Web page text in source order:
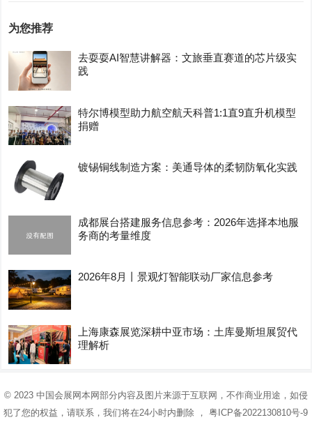
为您推荐
去耍耍AI智慧讲解器：文旅垂直赛道的芯片级实
践
特尔博模型助力航空航天科普1:1直9直升机模型
捐赠
镀锡铜线制造方案：美通导体的柔韧防氧化实践
成都展台搭建服务信息参考：2026年选择本地服
务商的考量维度
2026年8月丨景观灯智能联动厂家信息参考
上海康森展览深耕中亚市场：土库曼斯坦展贸代
理解析
© 2023 中国会展网本网部分内容及图片来源于互联网，不作商业用途，如侵
犯了您的权益，请联系，我们将在24小时内删除 ，粤ICP备2022130810号-9